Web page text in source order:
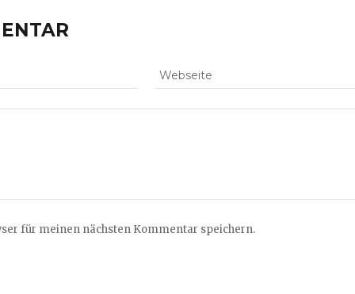
für meinen nächsten Kommentar speichern.